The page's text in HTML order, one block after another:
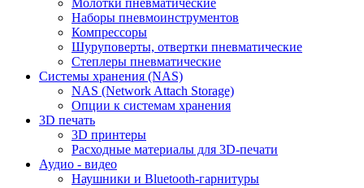
Наборы пневмоинструментов
Компрессоры
Шуруповерты, отвертки пневматические
Степлеры пневматические
Cистемы хранения (NAS)
NAS (Network Attach Storage)
Опции к системам хранения
3D печать
3D принтеры
Расходные материалы для 3D-печати
Аудио - видео
Наушники и Bluetooth-гарнитуры